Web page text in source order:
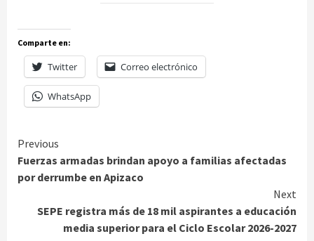
Comparte en:
Twitter Correo electrónico
WhatsApp
Continue
Reading
Previous
Fuerzas armadas brindan apoyo a familias afectadas
por derrumbe en Apizaco
Next
SEPE registra más de 18 mil aspirantes a educación
media superior para el Ciclo Escolar 2026-2027